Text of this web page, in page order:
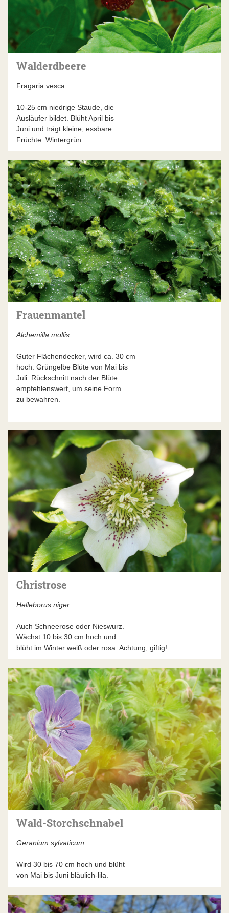
Walderdbeere
Fragaria vesca
10-25 cm niedrige Staude, die
Ausläufer bildet. Blüht April bis
Juni und trägt kleine, essbare
Früchte. Wintergrün.
Frauenmantel
Alchemilla mollis
Guter Flächendecker, wird ca. 30 cm
hoch. Grüngelbe Blüte von Mai bis
Juli. Rückschnitt nach der Blüte
empfehlenswert, um seine Form
zu bewahren.
Christrose
Helleborus niger
Auch Schneerose oder Nieswurz.
Wächst 10 bis 30 cm hoch und
blüht im Winter weiß oder rosa. Achtung, giftig!
Wald-Storchschnabel
Geranium sylvaticum
Wird 30 bis 70 cm hoch und blüht
von Mai bis Juni bläulich-lila.